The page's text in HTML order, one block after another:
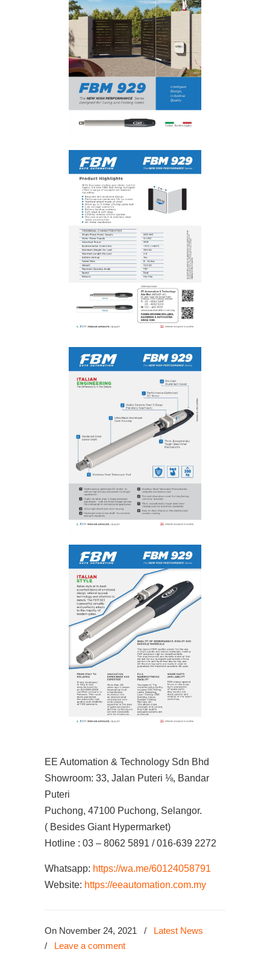
EE Automation & Technology Sdn Bhd
Showroom: 33, Jalan Puteri ⅛, Bandar
Puteri
Puchong, 47100 Puchong, Selangor.
( Besides Giant Hypermarket)
Hotline : 03 – 8062 5891 / 016-639 2272
Whatsapp: https://wa.me/60124058791
Website: https://eeautomation.com.my
On November 24, 2021 /
Latest News
/ Leave a comment